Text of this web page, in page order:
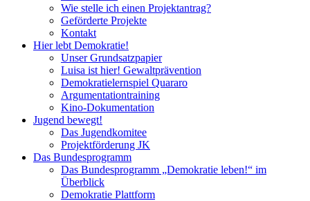
Wie stelle ich einen Projektantrag?
Geförderte Projekte
Kontakt
Hier lebt Demokratie!
Unser Grundsatzpapier
Luisa ist hier! Gewaltprävention
Demokratielernspiel Quararo
Argumentationtraining
Kino-Dokumentation
Jugend bewegt!
Das Jugendkomitee
Projektförderung JK
Das Bundesprogramm
Das Bundesprogramm „Demokratie leben!“ im
Überblick
Demokratie Plattform